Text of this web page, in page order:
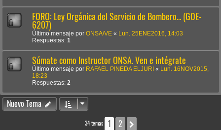
FORO: Ley Orgánica del Servicio de Bombero... (GOE-
6207)
Último mensaje por ONSA/VE «
Lun. 25ENE2016, 14:03
Respuestas: 1
Súmate como Instructor ONSA. Ven e intégrate
Último mensaje por RAFAEL PINEDA ELJURI «
Lun. 16NOV2015,
18:23
Respuestas: 2
Nuevo Tema
34 temas 1 2